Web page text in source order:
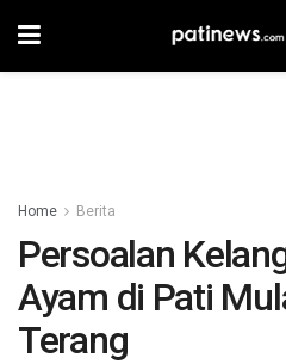
Home Berita
Persoalan
Ayam di Pati
Terang